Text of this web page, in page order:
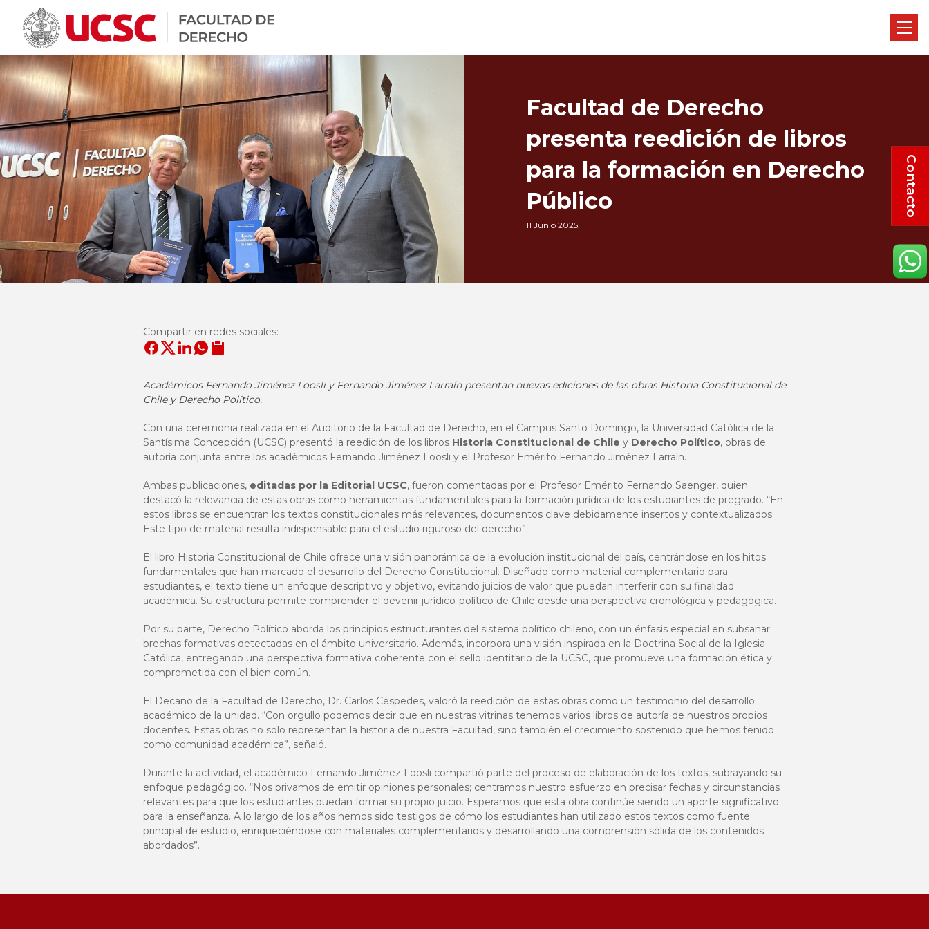
Facultad de Derecho
presenta reedición de libros
para la formación en Derecho
Público
11 Junio 2025,
Compartir en redes sociales:
Académicos Fernando Jiménez Loosli y Fernando Jiménez Larraín presentan nuevas ediciones de las obras Historia Constitucional de
Chile y Derecho Político.
Con una ceremonia realizada en el Auditorio de la Facultad de Derecho, en el Campus Santo Domingo, la Universidad Católica de la
Santísima Concepción (UCSC) presentó la reedición de los libros Historia Constitucional de Chile y Derecho Político, obras de
autoría conjunta entre los académicos Fernando Jiménez Loosli y el Profesor Emérito Fernando Jiménez Larraín.
Ambas publicaciones, editadas por la Editorial UCSC, fueron comentadas por el Profesor Emérito Fernando Saenger, quien
destacó la relevancia de estas obras como herramientas fundamentales para la formación jurídica de los estudiantes de pregrado. “En
estos libros se encuentran los textos constitucionales más relevantes, documentos clave debidamente insertos y contextualizados.
Este tipo de material resulta indispensable para el estudio riguroso del derecho”.
El libro Historia Constitucional de Chile ofrece una visión panorámica de la evolución institucional del país, centrándose en los hitos
fundamentales que han marcado el desarrollo del Derecho Constitucional. Diseñado como material complementario para
estudiantes, el texto tiene un enfoque descriptivo y objetivo, evitando juicios de valor que puedan interferir con su finalidad
académica. Su estructura permite comprender el devenir jurídico-político de Chile desde una perspectiva cronológica y pedagógica.
Por su parte, Derecho Político aborda los principios estructurantes del sistema político chileno, con un énfasis especial en subsanar
brechas formativas detectadas en el ámbito universitario. Además, incorpora una visión inspirada en la Doctrina Social de la Iglesia
Católica, entregando una perspectiva formativa coherente con el sello identitario de la UCSC, que promueve una formación ética y
comprometida con el bien común.
El Decano de la Facultad de Derecho, Dr. Carlos Céspedes, valoró la reedición de estas obras como un testimonio del desarrollo
académico de la unidad. “Con orgullo podemos decir que en nuestras vitrinas tenemos varios libros de autoría de nuestros propios
docentes. Estas obras no solo representan la historia de nuestra Facultad, sino también el crecimiento sostenido que hemos tenido
como comunidad académica”, señaló.
Durante la actividad, el académico Fernando Jiménez Loosli compartió parte del proceso de elaboración de los textos, subrayando su
enfoque pedagógico. “Nos privamos de emitir opiniones personales; centramos nuestro esfuerzo en precisar fechas y circunstancias
relevantes para que los estudiantes puedan formar su propio juicio. Esperamos que esta obra continúe siendo un aporte significativo
para la enseñanza. A lo largo de los años hemos sido testigos de cómo los estudiantes han utilizado estos textos como fuente
principal de estudio, enriqueciéndose con materiales complementarios y desarrollando una comprensión sólida de los contenidos
abordados”.
Contacto